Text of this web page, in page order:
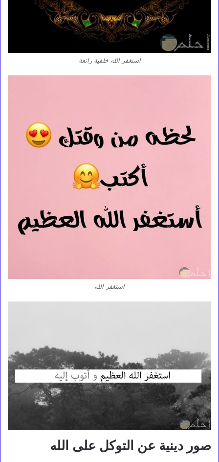
استغفر الله خلفية رائعة
استغفر الله
صور دينية عن التوكل على الله